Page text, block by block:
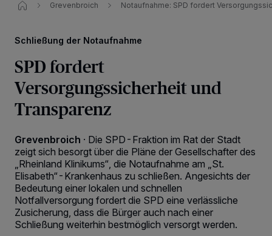
Grevenbroich Notaufnahme: SPD fordert
Schließung der Notaufnahme
SPD fordert
Versorgungssicherheit und
Transparenz
Grevenbroich · Die SPD-Fraktion im Rat der Stadt
zeigt sich besorgt über die Pläne der Gesellschafter des
„Rheinland Klinikums“, die Notaufnahme am „St.
Elisabeth“-Krankenhaus zu schließen. Angesichts der
Bedeutung einer lokalen und schnellen
Notfallversorgung fordert die SPD eine verlässliche
Zusicherung, dass die Bürger auch nach einer
Schließung weiterhin bestmöglich versorgt werden.